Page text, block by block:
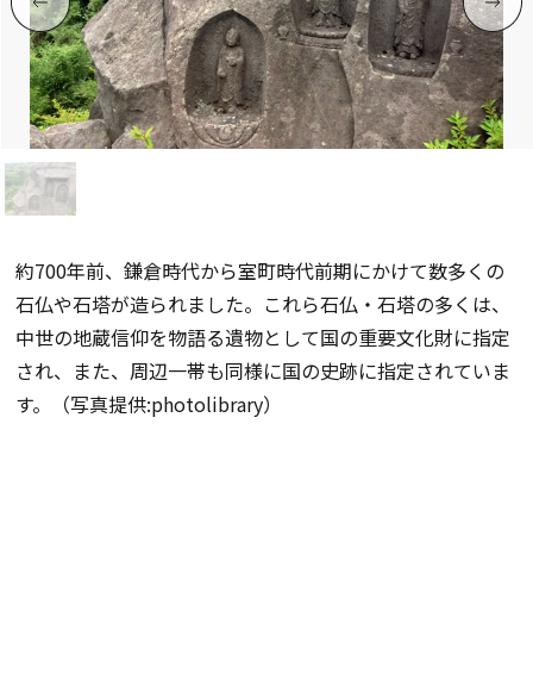
約700年前、鎌倉時代から室町時代前期にかけて数多くの
石仏や石塔が造られました。これら石仏・石塔の多くは、
中世の地蔵信仰を物語る遺物として国の重要文化財に指定
され、また、周辺一帯も同様に国の史跡に指定されていま
す。（写真提供:photolibrary）